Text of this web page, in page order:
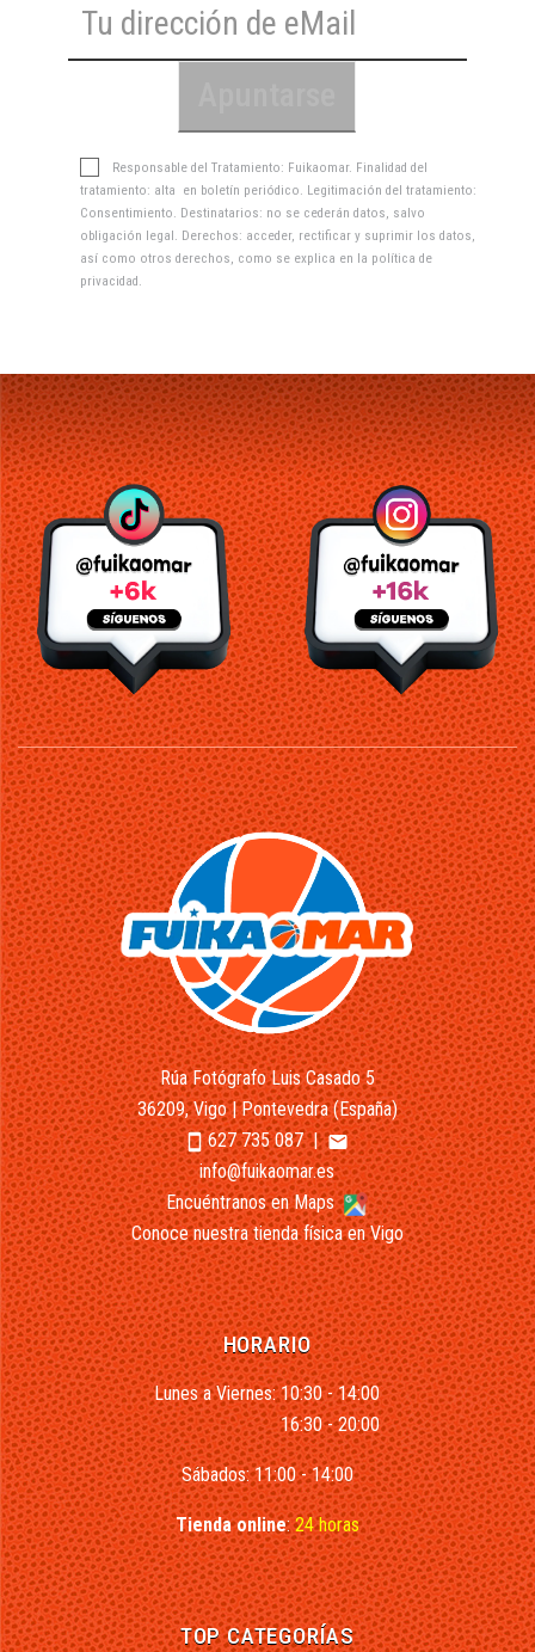
Responsable del Tratamiento: Fuikaomar. Finalidad del
tratamiento: alta en boletín periódico. Legitimación del tratamiento:
Consentimiento. Destinatarios: no se cederán datos, salvo
obligación legal. Derechos: acceder, rectificar y suprimir los datos,
así como otros derechos, como se explica en la política de
privacidad
Rúa Fotógrafo Luis Casado 5
36209, Vigo | Pontevedra (España)
smartphone627 735 087|email
info@fuikaomar.es
Encuéntranos en Maps
Conoce nuestra tienda física en Vigo
HORARIO
Lunes a Viernes: 10:30 - 14:00
16:30 - 20:00
Sábados: 11:00 - 14:00
Tienda online:24 horas
TOP CATEGORÍAS